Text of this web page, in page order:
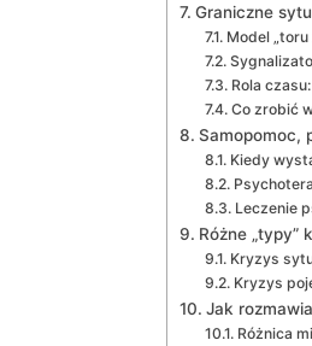
Graniczne
Model
Rola
Co zrobić
Samopomoc,
Kiedy
Leczenie
Różne „typy”
Kryzys
Kryzys
Jak
Różnica